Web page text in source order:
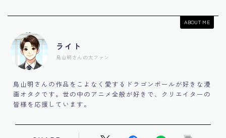
ABOUT ME
ライト
鳥山明さんの大ファン
鳥山明さんの作品をこよなく愛するドラゴンボールが好きな漫
画オタクです。世の中のアニメ全般が好きで、クリエイターの
皆様を応援しています。